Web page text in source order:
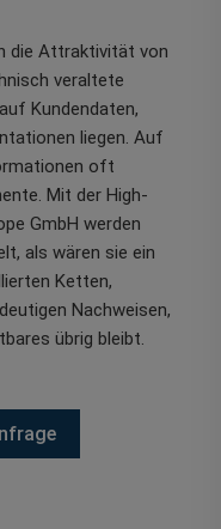
die Attraktivität von
veraltete
Kundendaten,
liegen. Auf
oft
Mit der High-
GmbH werden
als wären sie ein
Ketten,
Nachweisen,
übrig bleibt.